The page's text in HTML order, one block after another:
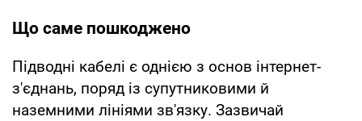
Що саме пошкоджено
Підводні кабелі є однією з основ інтернет-
з'єднань, поряд із супутниковими й
наземними лініями зв'язку. Зазвичай